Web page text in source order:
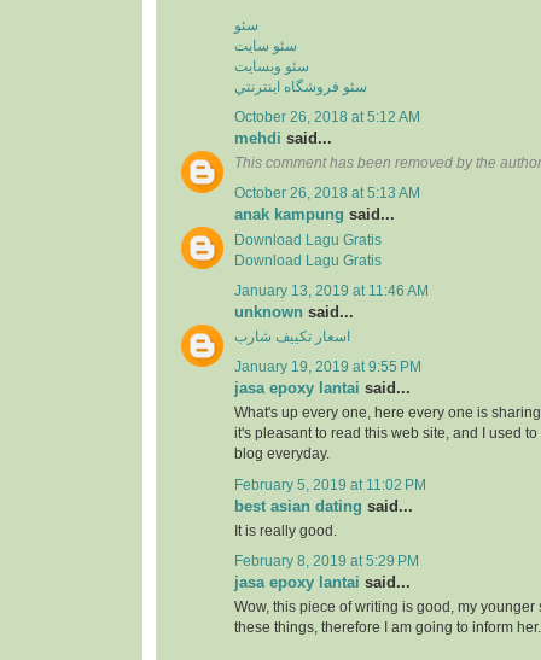
سئو
سئو سايت
سئو وبسايت
سئو فروشگاه اينترنتي
October 26, 2018 at 5:12 AM
mehdi said...
This comment has been removed by the
October 26, 2018 at 5:13 AM
anak kampung said...
Download Lagu Gratis
Download Lagu Gratis
January 13, 2019 at 11:46 AM
unknown said...
اسعار تكييف شارب
January 19, 2019 at 9:55 PM
jasa epoxy lantai said...
What's up every one, here every one is
it's pleasant to read this web site, and I used
blog everyday.
February 5, 2019 at 11:02 PM
best asian dating said...
It is really good.
February 8, 2019 at 5:29 PM
jasa epoxy lantai said...
Wow, this piece of writing is good, my younger
these things, therefore I am going to inform her.